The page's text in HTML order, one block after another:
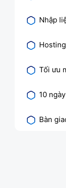
Nhập
Tối ưu
10
Bàn